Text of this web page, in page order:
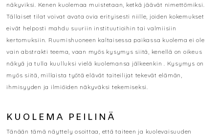
näkyviksi. Kenen kuolemaa muistetaan, ketkä jäävät nimettömiksi.
Tällaiset tilat voivat avata ovia erityisesti niille, joiden kokemukset
eivät helposti mahdu suuriin instituutioihin tai valmiisiin
kertomuksiin. Ruumishuoneen kaltaisessa paikassa kuolema ei ole
vain abstrakti teema, vaan myös kysymys siitä, kenellä on oikeus
näkyä ja tulla kuulluksi vielä kuolemansa jälkeenkin . Kysymys on
myös siitä, millaista työtä elävät taiteilijat tekevät elämän,
ihmisyyden ja ilmiöiden näkyväksi tekemiseksi.
KUOLEMA PEILINÄ
Tänään tämä näyttely osoittaa, että taiteen ja kuolevaisuuden